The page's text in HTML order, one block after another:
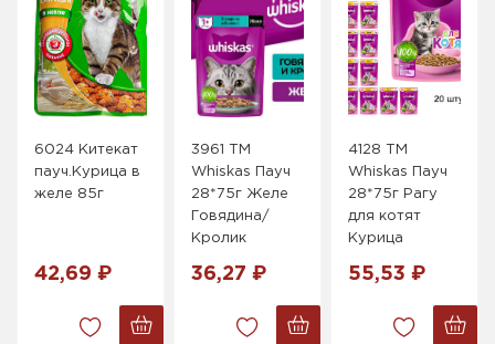
6024 Китекат
пауч.Курица в
желе 85г
42,69 ₽
3961 ТМ
Whiskas Пауч
28*75г Желе
Говядина/
Кролик
36,27 ₽
4128 ТМ
Whiskas Пауч
28*75г Рагу
для котят
Курица
55,53 ₽